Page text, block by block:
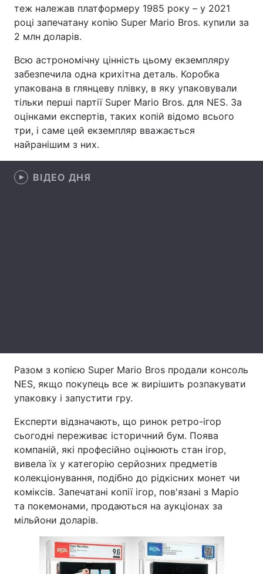
Зброя Інциденти
Здоров'я
Цікавинки Погода
Регіони
Лонгріди
Інтерв'ю
Тема оформлення
теж належав платформеру 1985 року – у 2021
році запечатану копію Super Mario Bros. купили за
2 млн доларів.
Всю астрономічну цінність цьому екземпляру
забезпечила одна крихітна деталь. Коробка
упакована в глянцеву плівку, в яку упаковували
тільки перші партії Super Mario Bros. для NES. За
оцінками експертів, таких копій відомо всього
три, і саме цей екземпляр вважається
найранішим з них.
ВІДЕО ДНЯ
Разом з копією Super Mario Bros продали консоль
NES, якщо покупець все ж вирішить розпакувати
упаковку і запустити гру.
Експерти відзначають, що ринок ретро-ігор
сьогодні переживає історичний бум. Поява
компаній, які професійно оцінюють стан ігор,
вивела їх у категорію серйозних предметів
колекціонування, подібно до рідкісних монет чи
коміксів. Запечатані копії ігор, пов'язані з Маріо
та покемонами, продаються на аукціонах за
мільйони доларів.